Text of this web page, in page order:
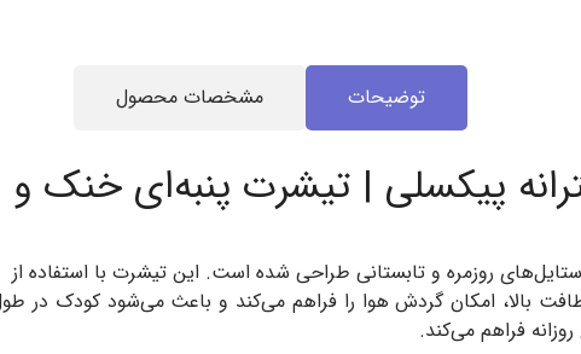
توضیحات مشخصات محصول
پیکسلی | تیشرت پنبه‌ای خنک و
بالا، امکان گردش هوا را فراهم می‌کند و باعث می‌شود کودک در
فراهم می‌کند.